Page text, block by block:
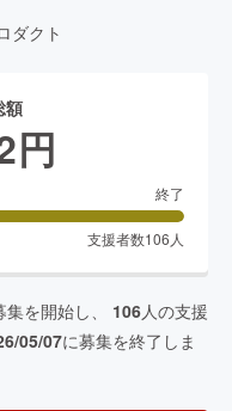
ダクト
額
円
終了
支援者数106 人
集を開始し、 106人の支援
05/07に募集を終了しま